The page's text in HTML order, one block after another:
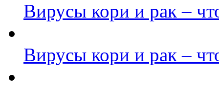
Вирусы кори и рак –
Вирусы кори и рак –